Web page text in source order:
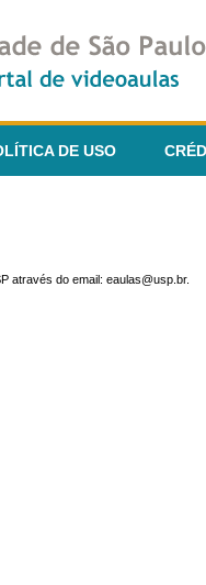
DE USO
através do email: eaulas@usp.br.